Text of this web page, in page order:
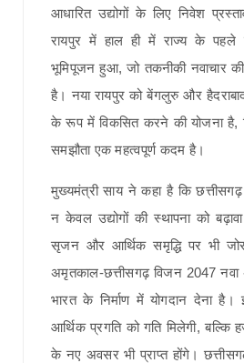
आधारित उद्योगों के लिए निवेश
रायपुर में हाल ही में राज्य के पहले
भूमिपूजन हुआ, जो तकनीकी नवाचार
है। नया रायपुर को बेंगलुरु और
के रूप में विकसित करने की योजना
समझौता एक महत्वपूर्ण कदम है।
मुख्यमंत्री साय ने कहा है कि छत्तीसगढ़
न केवल उद्योगों की स्थापना को
सृजन और आर्थिक समृद्धि पर भी जोर
अमृतकाल-छत्तीसगढ़ विजन 2047
भारत के निर्माण में योगदान देना
आर्थिक प्रगति को गति मिलेगी, बल्कि
के नए अवसर भी प्राप्त होंगे।